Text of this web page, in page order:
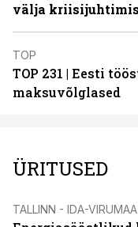
välja
TOP
TOP 231 | Eesti
maksuvõlglased
ÜRITUSED
TALLINN - IDA-VIRUMAA